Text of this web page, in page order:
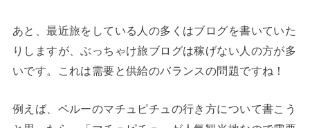
あと、最近旅をしている人の多くはブログを書いていた
りしますが、ぶっちゃけ旅ブログは稼げない人の方が多
いです。これは需要と供給のバランスの問題ですね！
例えば、ペルーのマチュピチュの行き方について書こう